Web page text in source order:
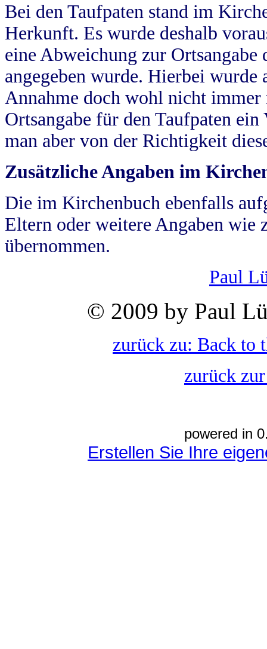
Bei den Taufpaten stand im
Herkunft. Es wurde deshalb
eine Abweichung zur
angegeben wurde. Hierbei wurde
Annahme doch wohl nicht
Ortsangabe für den Taufpaten
man aber von der Richtigkeit
Zusätzliche Angaben im
Die im Kirchenbuch ebenfalls
Eltern oder weitere Angaben wie
übernommen.
Paul
© 2009 by Paul
zurück zu: Back to
zurück
powered in
Erstellen Sie Ihre